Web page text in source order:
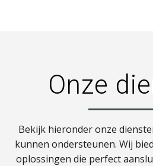
Onze
Bekijk hieronder onze
kunnen ondersteunen. Wij
oplossingen die perfect